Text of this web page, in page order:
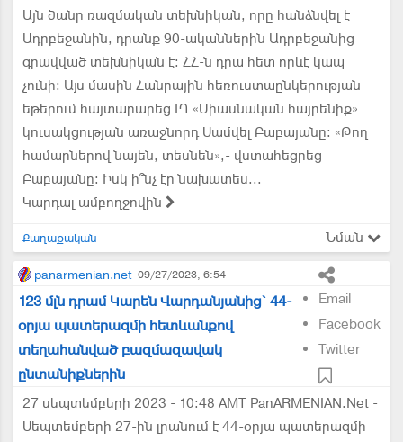
Այն ծանր ռազմական տեխնիկան, որը հանձնվել է
Ադրբեջանին, դրանք 90-ականներին Ադրբեջանից
գրավված տեխնիկան է: ՀՀ-ն դրա հետ որևէ կապ
չունի: Այս մասին Հանրային հեռուստաընկերության
եթերում հայտարարեց ԼՂ «Միասնական հայրենիք»
կուսակցության առաջնորդ Սամվել Բաբայանը: «Թող
համարներով նայեն, տեսնեն»,- վստահեցրեց
Բաբայանը: Իսկ ի՞նչ էր նախատես...
Կարդալ ամբողջովին
Քաղաքական Նման
panarmenian.net 09/27/2023, 6:54
Email
Facebook
Twitter
123 մլն դրամ Կարեն Վարդանյանից` 44-
օրյա պատերազմի հետևանքով
տեղահանված բազմազավակ
ընտանիքներին
27 սեպտեմբերի 2023 - 10:48 AMT PanARMENIAN.Net -
Սեպտեմբերի 27-ին լրանում է 44-օրյա պատերազմի